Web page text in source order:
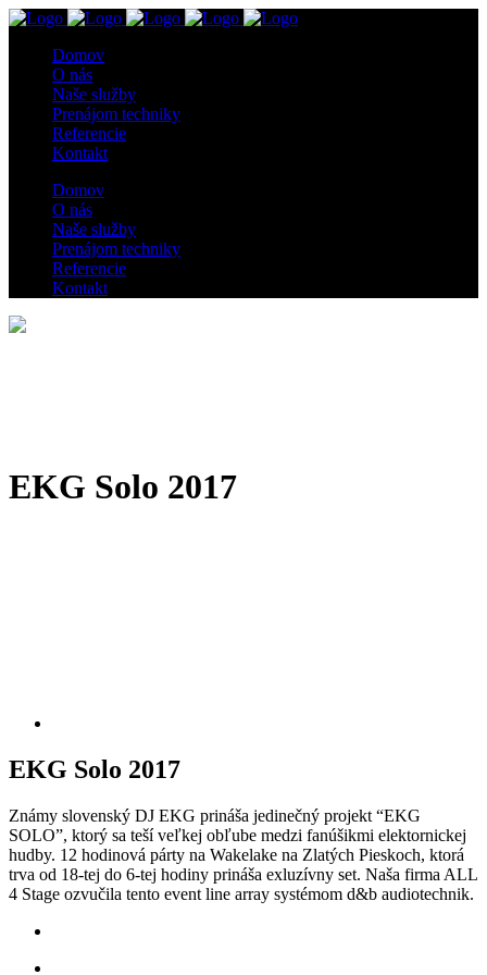
Domov
O nás
Naše služby
Prenájom techniky
Referencie
Kontakt
Domov
O nás
Naše služby
Prenájom techniky
Referencie
Kontakt
EKG Solo 2017
EKG Solo 2017
Známy slovenský DJ EKG prináša jedinečný projekt “EKG
SOLO”, ktorý sa teší veľkej obľube medzi fanúšikmi elektornickej
hudby. 12 hodinová párty na Wakelake na Zlatých Pieskoch, ktorá
trva od 18-tej do 6-tej hodiny prináša exluzívny set. Naša firma ALL
4 Stage ozvučila tento event line array systémom d&b audiotechnik.